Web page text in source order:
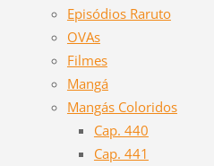
Episódios Raruto
OVAs
Filmes
Mangá
Mangás Coloridos
Cap. 440
Cap. 441